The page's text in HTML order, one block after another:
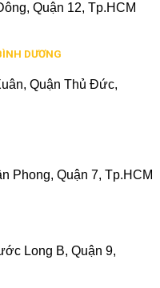
Quận 12, Tp.HCM
DƯƠNG
Quận Thủ Đức,
Phong, Quận 7, Tp.HCM
Long B, Quận 9,